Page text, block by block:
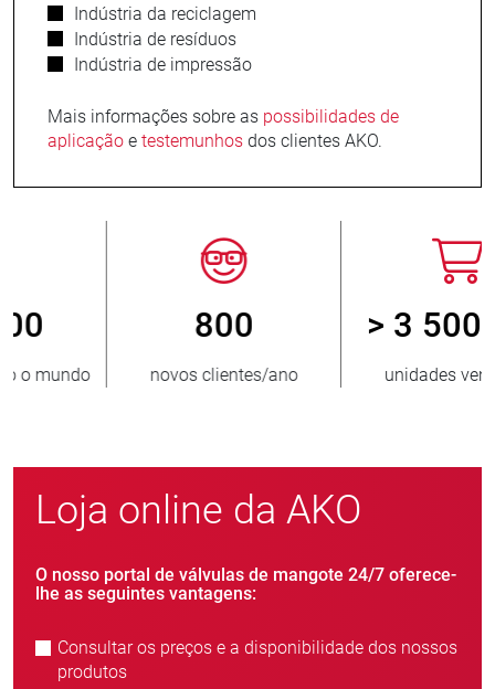
Indústria da reciclagem
Indústria de resíduos
Indústria de impressão
Mais informações sobre as possibilidades de
aplicação e testemunhos dos clientes AKO.
novos clientes/ano
> 3 500 000
unidades vendidas
Loja online da AKO
O nosso portal de válvulas de mangote 24/7 oferece-
lhe as seguintes vantagens:
Consultar os preços e a disponibilidade dos nossos
produtos